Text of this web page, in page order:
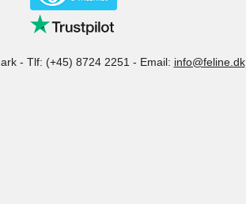
- Tlf: (+45) 8724 2251 - Email: info@feline.dk